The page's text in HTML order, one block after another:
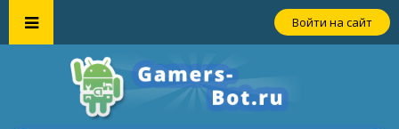
Войти на сайт